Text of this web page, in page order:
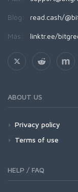
Blog: read.cash/
Más: linktr.ee/
ABOUT US
Privacy policy
Terms of use
HELP / FAQ